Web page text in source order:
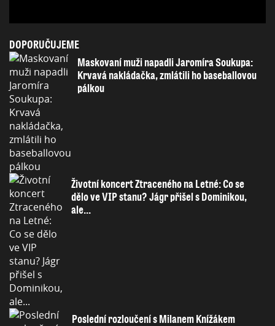
DOPORUČUJEME
Maskovaní muži napadli Jaromíra Soukupa:
Krvavá nakládačka, zmlátili ho baseballovou
pálkou
Životní koncert Ztraceného na Letné: Co se
dělo ve VIP stanu? Jágr přišel s Dominikou,
ale...
Poslední rozloučení s Milanem Knížákem